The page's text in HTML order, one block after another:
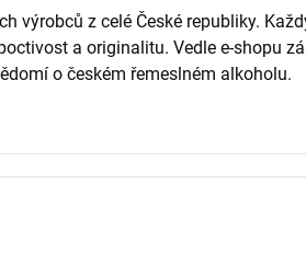
výrobců z celé České republiky.
a originalitu. Vedle e-shopu
o českém řemeslném alkoholu.